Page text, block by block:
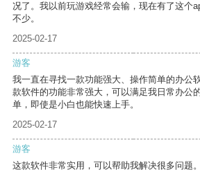
况了。我以前玩游戏经常会输，现在有了这个
不少。
2025-02-17
游客
我一直在寻找一款功能强大、操作简单的办公
款软件的功能非常强大，可以满足我日常办公
单，即使是小白也能快速上手。
2025-02-17
游客
这款软件非常实用，可以帮助我解决很多问题